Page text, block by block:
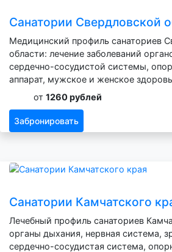
Санатории Свердловской
Медицинский профиль санаториев
области: лечение заболеваний
сердечно-сосудистой системы,
аппарат, мужское и женское
от 1260 рублей
Забронировать
Санатории Камчатского
Лечебный профиль санаториев
органы дыхания, нервная система,
сердечно-сосудистая система,